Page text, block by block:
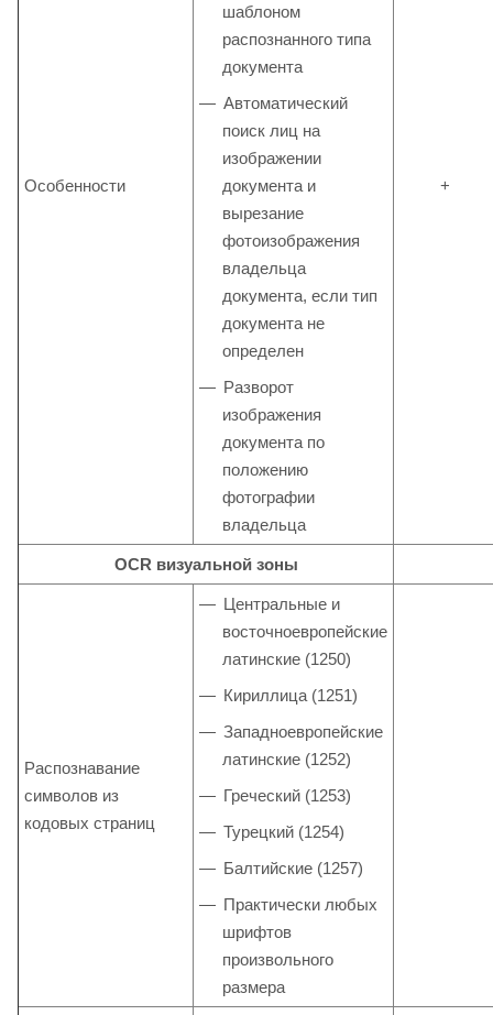
Особенности
шаблоном
распознанного типа
документа
Автоматический
поиск лиц на
изображении
документа и
вырезание
фотоизображения
владельца
документа, если тип
документа не
определен
Разворот
изображения
документа по
положению
фотографии
владельца
+
OCR визуальной зоны
Распознавание
символов из
кодовых страниц
Центральные и
восточноевропейские
латинские (1250)
Кириллица (1251)
Западноевропейские
латинские (1252)
Греческий (1253)
Турецкий (1254)
Балтийские (1257)
Практически любых
шрифтов
произвольного
размера